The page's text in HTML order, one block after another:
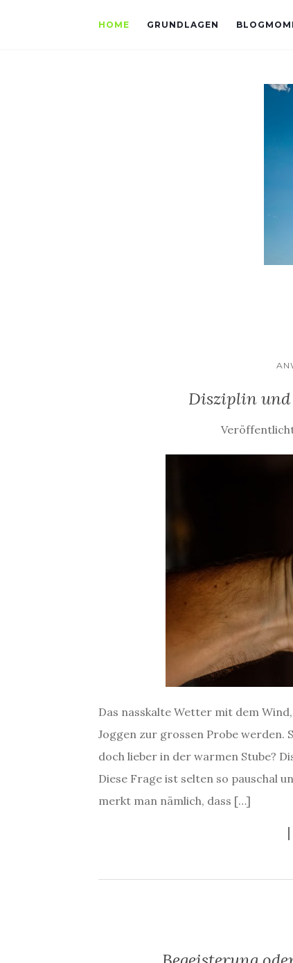
HOME GRUNDLAGEN
Disziplin
Das nasskalte Wetter mit dem
Joggen zur grossen Probe werden.
doch lieber in der warmen Stube?
Diese Frage ist selten so pauschal
merkt man nämlich, dass […]